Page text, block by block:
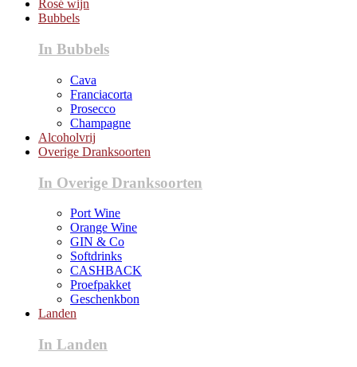
Rosé wijn
Bubbels
In Bubbels
Cava
Franciacorta
Prosecco
Champagne
Alcoholvrij
Overige Dranksoorten
In Overige Dranksoorten
Port Wine
Orange Wine
GIN & Co
Softdrinks
CASHBACK
Proefpakket
Geschenkbon
Landen
In Landen